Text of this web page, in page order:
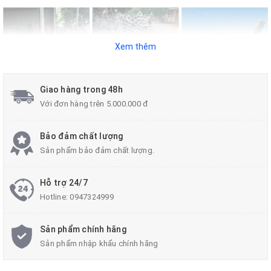
Xem thêm
Giao hàng trong 48h
Với đơn hàng trên 5.000.000 đ
Bảo đảm chất lượng
Sản phẩm bảo đảm chất lượng.
Hỗ trợ 24/7
Hotline:0947324999
Sản phẩm chính hãng
Sản phẩm nhập khẩu chính hãng